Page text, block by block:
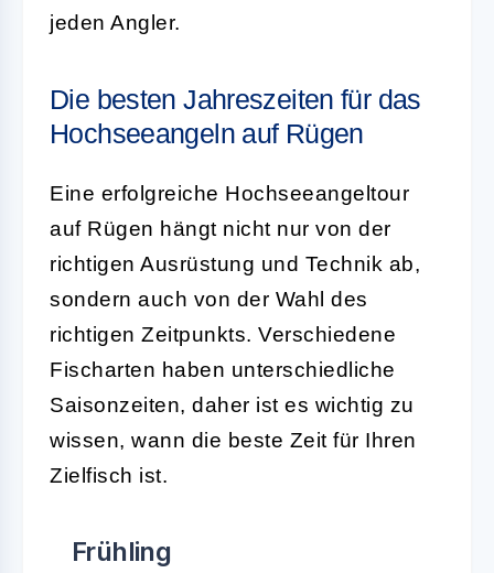
jeden Angler.
Die besten Jahreszeiten für das
Hochseeangeln auf Rügen
Eine erfolgreiche Hochseeangeltour
auf Rügen hängt nicht nur von der
richtigen Ausrüstung und Technik ab,
sondern auch von der Wahl des
richtigen Zeitpunkts. Verschiedene
Fischarten haben unterschiedliche
Saisonzeiten, daher ist es wichtig zu
wissen, wann die beste Zeit für Ihren
Zielfisch ist.
Frühling